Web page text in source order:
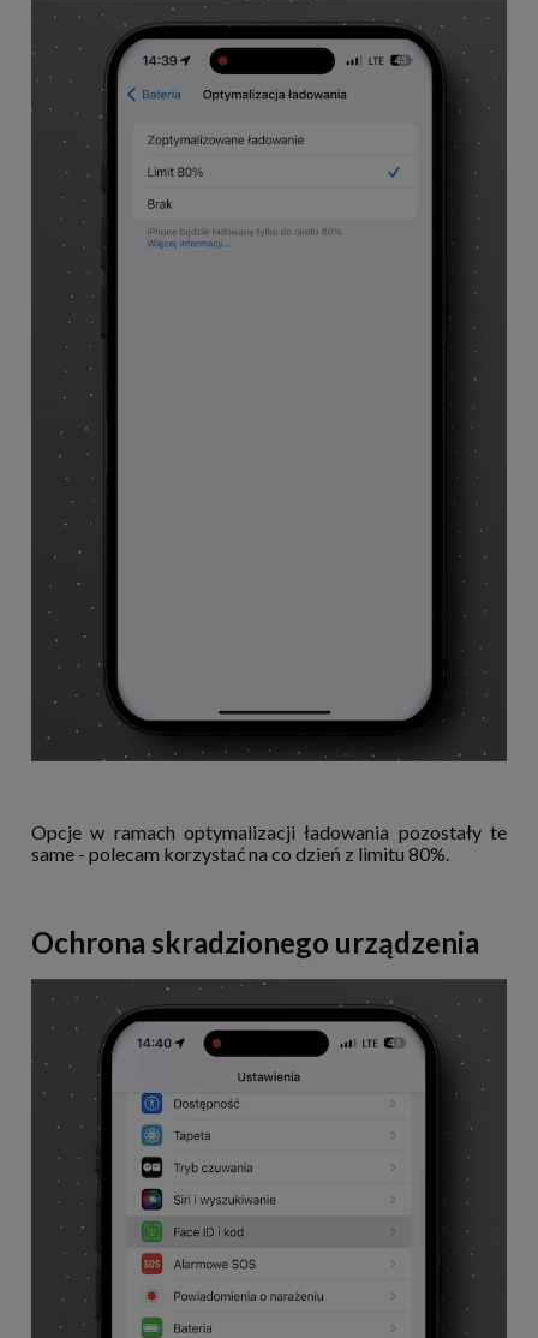
Opcje w ramach optymalizacji ładowania pozostały te
same - polecam korzystać na co dzień z limitu 80%.
Ochrona skradzionego urządzenia